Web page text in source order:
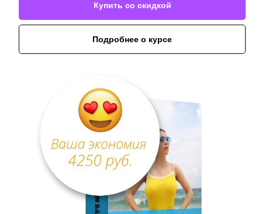
Купить со скидкой
Подробнее о курсе